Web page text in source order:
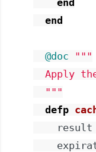
end
end
@doc
"""
Apply
  """
defp
result